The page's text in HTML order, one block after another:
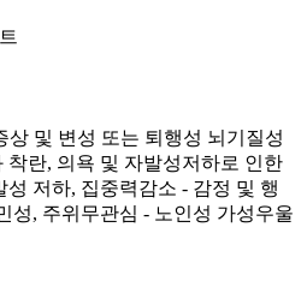
상 및 변성 또는 퇴행성 뇌기질성
착란, 의욕 및 자발성저하로 인한
저하, 집중력감소 - 감정 및 행
성, 주위무관심 - 노인성 가성우울